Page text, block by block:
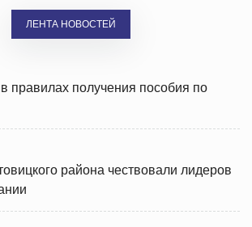
ЛЕНТА НОВОСТЕЙ
правилах получения пособия по
района чествовали лидеров